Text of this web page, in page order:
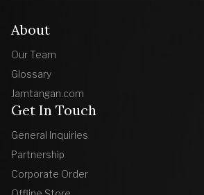
About
Our Team
Glossary
Jamtangan.com
Get In Touch
General Inquiries
Partnership
Corporate Order